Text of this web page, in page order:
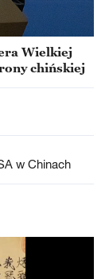
Wielkiej
chińskiej
w Chinach